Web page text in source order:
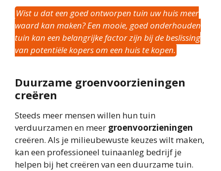
Wist u dat een goed ontworpen tuin uw huis meer
waard kan maken? Een mooie, goed onderhouden
tuin kan een belangrijke factor zijn bij de beslissing
van potentiële kopers om een huis te kopen.
Duurzame groenvoorzieningen
creëren
Steeds meer mensen willen hun tuin
verduurzamen en meer groenvoorzieningen
creëren. Als je milieubewuste keuzes wilt maken,
kan een professioneel tuinaanleg bedrijf je
helpen bij het creëren van een duurzame tuin.